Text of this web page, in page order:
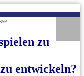
zu
entwickeln?